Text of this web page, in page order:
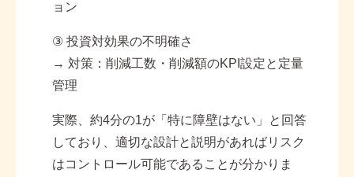
ョン
③ 投資対効果の不明確さ
→ 対策：削減工数・削減額のKPI 設定と定量
管理
実際、約4分の1が「特に障壁はない」と回答
しており、適切な設計と説明があればリスク
はコントロール可能であることが分かりま